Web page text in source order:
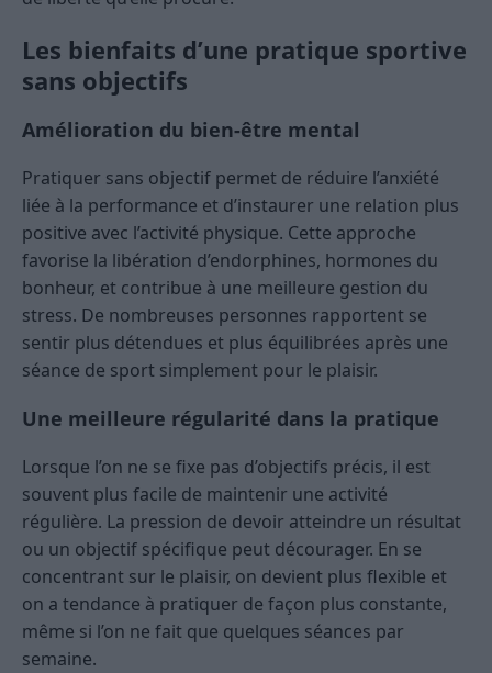
Les bienfaits d’une pratique sportive
sans objectifs
Amélioration du bien-être mental
Pratiquer sans objectif permet de réduire l’anxiété
liée à la performance et d’instaurer une relation plus
positive avec l’activité physique. Cette approche
favorise la libération d’endorphines, hormones du
bonheur, et contribue à une meilleure gestion du
stress. De nombreuses personnes rapportent se
sentir plus détendues et plus équilibrées après une
séance de sport simplement pour le plaisir.
Une meilleure régularité dans la pratique
Lorsque l’on ne se fixe pas d’objectifs précis, il est
souvent plus facile de maintenir une activité
régulière. La pression de devoir atteindre un résultat
ou un objectif spécifique peut décourager. En se
concentrant sur le plaisir, on devient plus flexible et
on a tendance à pratiquer de façon plus constante,
même si l’on ne fait que quelques séances par
semaine.